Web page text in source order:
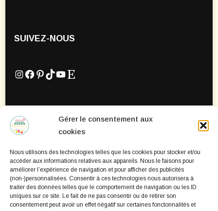
Gérer le consentement aux
cookies
Nous utilisons des technologies telles que les cookies pour stocker et/ou
accéder aux informations relatives aux appareils. Nous le faisons pour
améliorer l’expérience de navigation et pour afficher des publicités
(non-)personnalisées. Consentir à ces technologies nous autorisera à
traiter des données telles que le comportement de navigation ou les ID
uniques sur ce site. Le fait de ne pas consentir ou de retirer son
consentement peut avoir un effet négatif sur certaines fonctonnalités et
SUIVEZ-NOUS
Instagram
Facebook
Pinterest
TikTok
YouTube
Mentions Légales
Politique de cookies